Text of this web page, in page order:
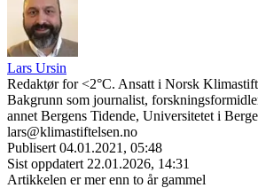
Lars Ursin
Redaktør for <2°C. Ansatt i Norsk
Bakgrunn som journalist,
annet Bergens Tidende, Universitetet i
lars@klimastiftelsen.no
Publisert 04.01.2021, 05:48
Sist oppdatert 22.01.2026, 14:31
Artikkelen er mer enn to år gammel